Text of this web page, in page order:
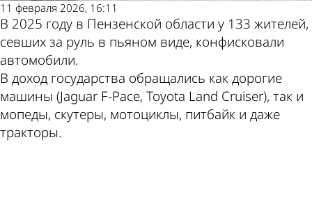
11 февраля 2026, 16:11
В 2025 году в Пензенской области у 133 жителей,
севших за руль в пьяном виде, конфисковали
автомобили.
В доход государства обращались как дорогие
машины (Jaguar F-Pace, Toyota Land Cruiser), так и
мопеды, скутеры, мотоциклы, питбайк и даже
тракторы.